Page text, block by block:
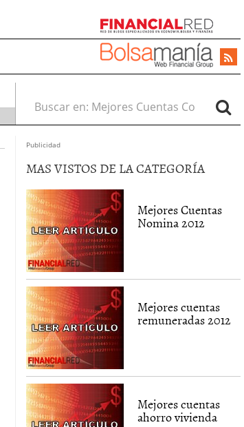
Buscar en:
Publicidad
MAS VISTOS DE LA CATEGORÍA
Mejores Cuentas
Nomina 2012
Mejores cuentas
remuneradas 2012
Mejores cuentas
ahorro vivienda